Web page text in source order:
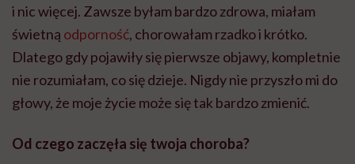
i nic więcej. Zawsze byłam bardzo zdrowa, miałam
świetną odporność, chorowałam rzadko i krótko.
Dlatego gdy pojawiły się pierwsze objawy, kompletnie
nie rozumiałam, co się dzieje. Nigdy nie przyszło mi do
głowy, że moje życie może się tak bardzo zmienić.
Od czego zaczęła się twoja choroba?